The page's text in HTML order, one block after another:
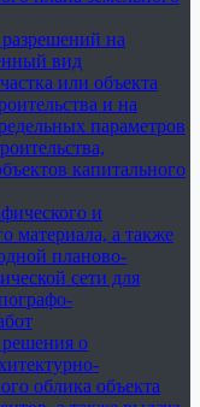
на
вид
или объекта
и на
параметров
капитального
и
материала, а также
планово-
сети для
о
облика объекта